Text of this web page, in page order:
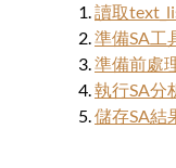
讀取
準備SA工
準備前處
執行SA分
儲存SA結